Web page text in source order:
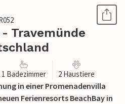
Travemünde
1 Badezimmer 2 Haustiere
in einer Promenadenvilla
Ferienresorts BeachBay in